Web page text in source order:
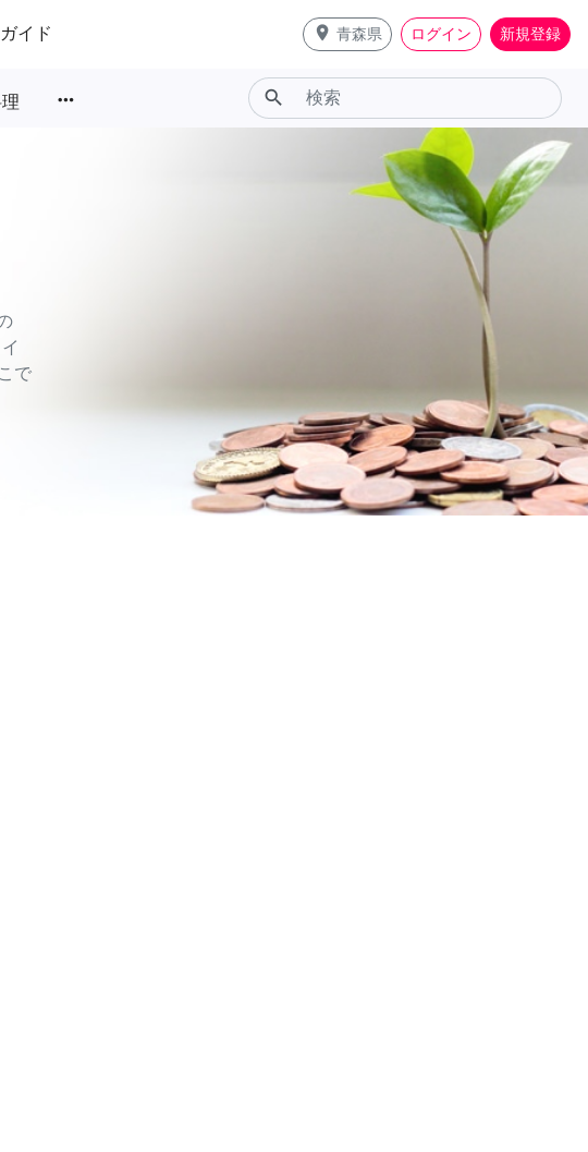
イド place 青森県 ログイン 新規登録
more_horiz search
で